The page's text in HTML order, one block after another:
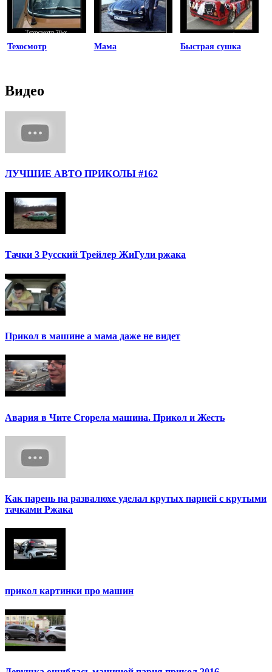
Техосмотр Мама Быстрая сушка
Видео
ЛУЧШИЕ АВТО ПРИКОЛЫ #162
Тачки 3 Русский Трейлер ЖиГули ржака
Прикол в машине а мама даже не видет
Авария в Чите Сгорела машина. Прикол и Жесть
Как парень на развалюхе уделал крутых парней с крутыми
тачками Ржака
прикол картинки про машин